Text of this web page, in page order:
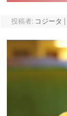
投稿者: コジータ